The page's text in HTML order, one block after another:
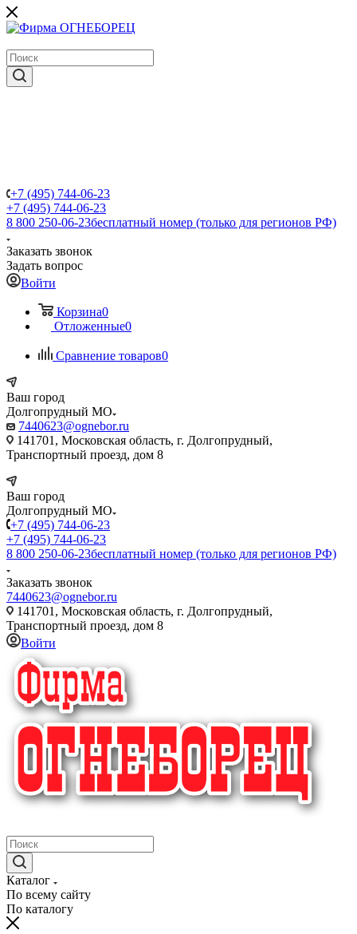
+7 (495) 744-06-23
+7 (495) 744-06-23
8 800 250-06-23бесплатный номер (только для регионов РФ)
Заказать звонок
Задать вопрос
Войти
Корзина0
Отложенные0
Сравнение товаров0
Ваш город
Долгопрудный МО
7440623@ognebor.ru
141701, Московская область, г. Долгопрудный,
Транспортный проезд, дом 8
Ваш город
Долгопрудный МО
+7 (495) 744-06-23
+7 (495) 744-06-23
8 800 250-06-23бесплатный номер (только для регионов РФ)
Заказать звонок
7440623@ognebor.ru
141701, Московская область, г. Долгопрудный,
Транспортный проезд, дом 8
Войти
Каталог
По всему сайту
По каталогу